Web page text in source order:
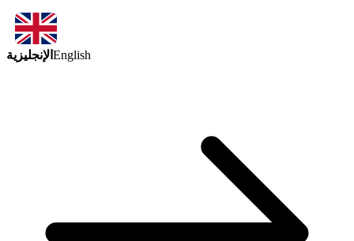
الإنجليزية English